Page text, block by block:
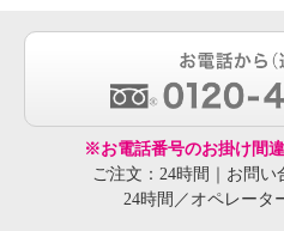
※お電話番号のお掛け間
ご注文：24時間｜お問
24時間／オペレータ